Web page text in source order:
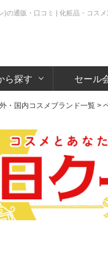
の通販・口コミ | 化粧品・コス
ら探す セール
・国内コスメブランド一覧 >